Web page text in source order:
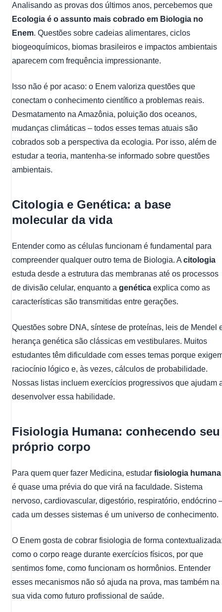
Analisando as provas dos últimos anos, percebemos que
Ecologia é o assunto mais cobrado em Biologia no
Enem. Questões sobre cadeias alimentares, ciclos
biogeoquímicos, biomas brasileiros e impactos ambientais
aparecem com frequência impressionante.
Isso não é por acaso: o Enem valoriza questões que
conectam o conhecimento científico a problemas reais.
Desmatamento na Amazônia, poluição dos oceanos,
mudanças climáticas – todos esses temas atuais são
cobrados sob a perspectiva da ecologia. Por isso, além de
estudar a teoria, mantenha-se informado sobre questões
ambientais.
Citologia e Genética: a base
molecular da vida
Entender como as células funcionam é fundamental para
compreender qualquer outro tema de Biologia. A citologia
estuda desde a estrutura das membranas até os processos
de divisão celular, enquanto a genética explica como as
características são transmitidas entre gerações.
Questões sobre DNA, síntese de proteínas, leis de Mendel
herança genética são clássicas em vestibulares. Muitos
estudantes têm dificuldade com esses temas porque
raciocínio lógico e, às vezes, cálculos de probabilidade.
Nossas listas incluem exercícios progressivos que ajudam
desenvolver essa habilidade.
Fisiologia Humana: conhecendo seu
próprio corpo
Para quem quer fazer Medicina, estudar fisiologia humana
é quase uma prévia do que virá na faculdade. Sistema
nervoso, cardiovascular, digestório, respiratório, endócrino
cada um desses sistemas é um universo de conhecimento.
O Enem gosta de cobrar fisiologia de forma
como o corpo reage durante exercícios físicos, por que
sentimos fome, como funcionam os hormônios. Entender
esses mecanismos não só ajuda na prova, mas também na
sua vida como futuro profissional de saúde.